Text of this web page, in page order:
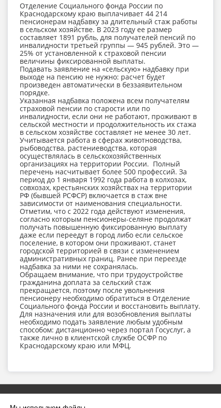
Отделение Социального фонда России по
Краснодарскому краю выплачивает 44 214
пенсионерам надбавку за длительный стаж работы
в сельском хозяйстве. В 2023 году ее размер
составляет 1891 рубль, для получателей пенсий по
инвалидности третьей группы — 945 рублей. Это —
25% от установленной к страховой пенсии
величины фиксированной выплаты.
Подавать заявление на «сельскую» надбавку при
выходе на пенсию не нужно: расчет будет
произведен автоматически в беззаявительном
порядке.
Указанная надбавка положена всем получателям
страховой пенсии по старости или по
инвалидности, если они не работают, проживают в
сельской местности и продолжительность их стажа
в сельском хозяйстве составляет не менее 30 лет.
Учитывается работа в сферах животноводства,
рыбоводства, растениеводства, которая
осуществлялась в сельскохозяйственных
организациях на территории России. Полный
перечень насчитывает более 500 профессий. За
период до 1 января 1992 года работа в колхозах,
совхозах, крестьянских хозяйствах на территории
РФ (бывшей РСФСР) включается в стаж вне
зависимости от наименования специальности.
Отметим, что с 2022 года действуют изменения,
согласно которым пенсионеры-селяне продолжат
получать повышенную фиксированную выплату
даже если переедут в город либо если сельское
поселение, в котором они проживают, станет
городской территорией в связи с изменением
административных границ. Ранее при переезде
надбавка за ними не сохранялась.
Обращаем внимание, что при трудоустройстве
гражданина доплата за сельский стаж
прекращается, поэтому после увольнения
пенсионеру необходимо обратиться в Отделение
Социального фонда России и восстановить выплату.
Для назначения или для возобновления выплаты
необходимо подать заявление любым удобным
способом: дистанционно через портал Госуслуг, а
также лично в клиентской службе ОСФР по
Краснодарскому краю или МФЦ.